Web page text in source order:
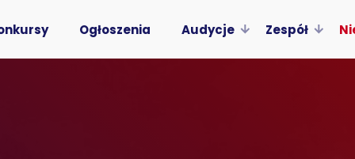
Ogłoszenia Audycje Zespół